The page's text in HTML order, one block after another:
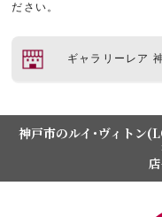
ださい。
ギャラリーレア
神戸市のルイ･ヴィトン